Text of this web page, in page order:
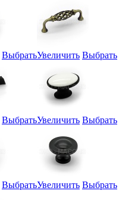
ВыбратьУвеличить Выбрать
ВыбратьУвеличить Выбрать
ВыбратьУвеличить Выбрать